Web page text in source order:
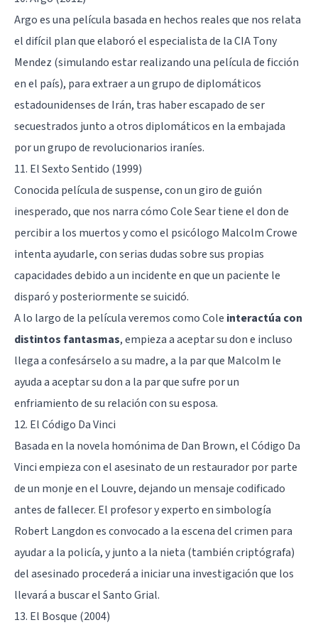
Argo es una película basada en hechos reales que nos relata
el difícil plan que elaboró el especialista de la CIA Tony
Mendez (simulando estar realizando una película de ficción
en el país), para extraer a un grupo de diplomáticos
estadounidenses de Irán, tras haber escapado de ser
secuestrados junto a otros diplomáticos en la embajada
por un grupo de revolucionarios iraníes.
11. El Sexto Sentido (1999)
Conocida película de suspense, con un giro de guión
inesperado, que nos narra cómo Cole Sear tiene el don de
percibir a los muertos y como el psicólogo Malcolm Crowe
intenta ayudarle, con serias dudas sobre sus propias
capacidades debido a un incidente en que un paciente le
disparó y posteriormente se suicidó.
A lo largo de la película veremos como Cole interactúa con
distintos fantasmas, empieza a aceptar su don e incluso
llega a confesárselo a su madre, a la par que Malcolm le
ayuda a aceptar su don a la par que sufre por un
enfriamiento de su relación con su esposa.
12. El Código Da Vinci
Basada en la novela homónima de Dan Brown, el Código Da
Vinci empieza con el asesinato de un restaurador por parte
de un monje en el Louvre, dejando un mensaje codificado
antes de fallecer. El profesor y experto en simbología
Robert Langdon es convocado a la escena del crimen para
ayudar a la policía, y junto a la nieta (también criptógrafa)
del asesinado procederá a iniciar una investigación que los
llevará a buscar el Santo Grial.
13. El Bosque (2004)